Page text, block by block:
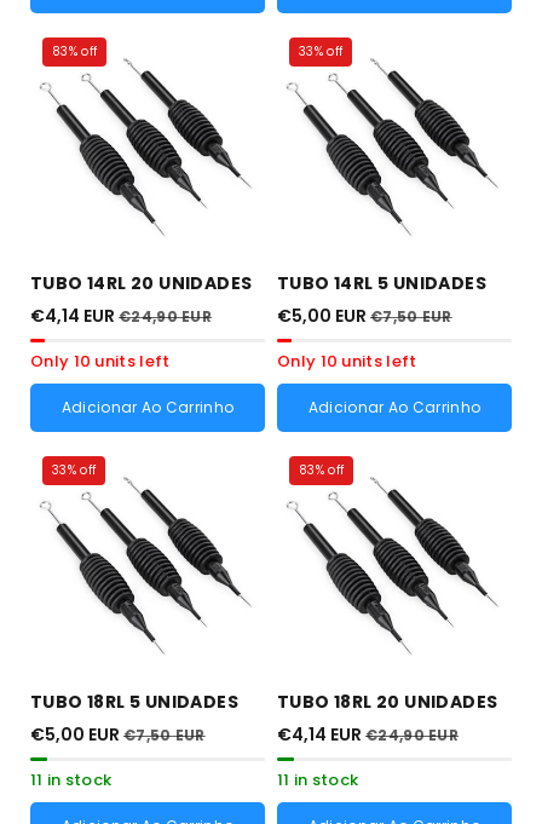
83% off
TUBO 14RL 20 UNIDADES
€4,14 EUR €24,90 EUR
Only 10 units left
Adicionar Ao Carrinho
33% off
TUBO 14RL 5 UNIDADES
€5,00 EUR €7,50 EUR
Only 10 units left
Adicionar Ao Carrinho
33% off
TUBO 18RL 5 UNIDADES
€5,00 EUR €7,50 EUR
11 in stock
83% off
TUBO 18RL 20 UNIDADES
€4,14 EUR €24,90 EUR
11 in stock